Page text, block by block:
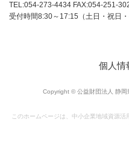
TEL:054-273-4434 FAX:054-251-
受付時間8:30～17:15（土日・祝日・
個人情
Copyright © 公益財団法人 静岡
このホームページは、中小企業地域資源